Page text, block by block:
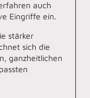
auch
Eingriffe ein.
stärker
sich die
ganzheitlichen